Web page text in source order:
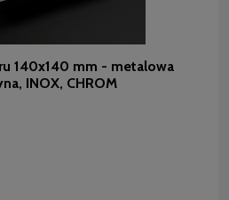
140x140 mm - metalowa
INOX, CHROM